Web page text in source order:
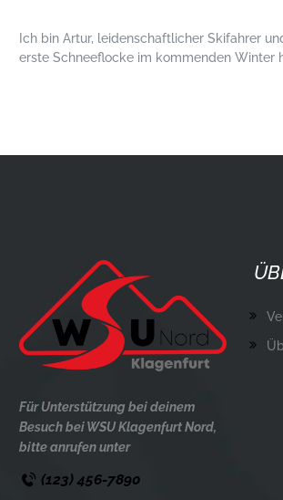
Ich bin Artur, leidenschaftlicher Skifahrer
erste Schneeflocke im kommenden Winter
Für Unterstützung bei deinem
Besuch bei WSU Klagenfurt Nord,
bitte anrufen unter
(123) 456-7890